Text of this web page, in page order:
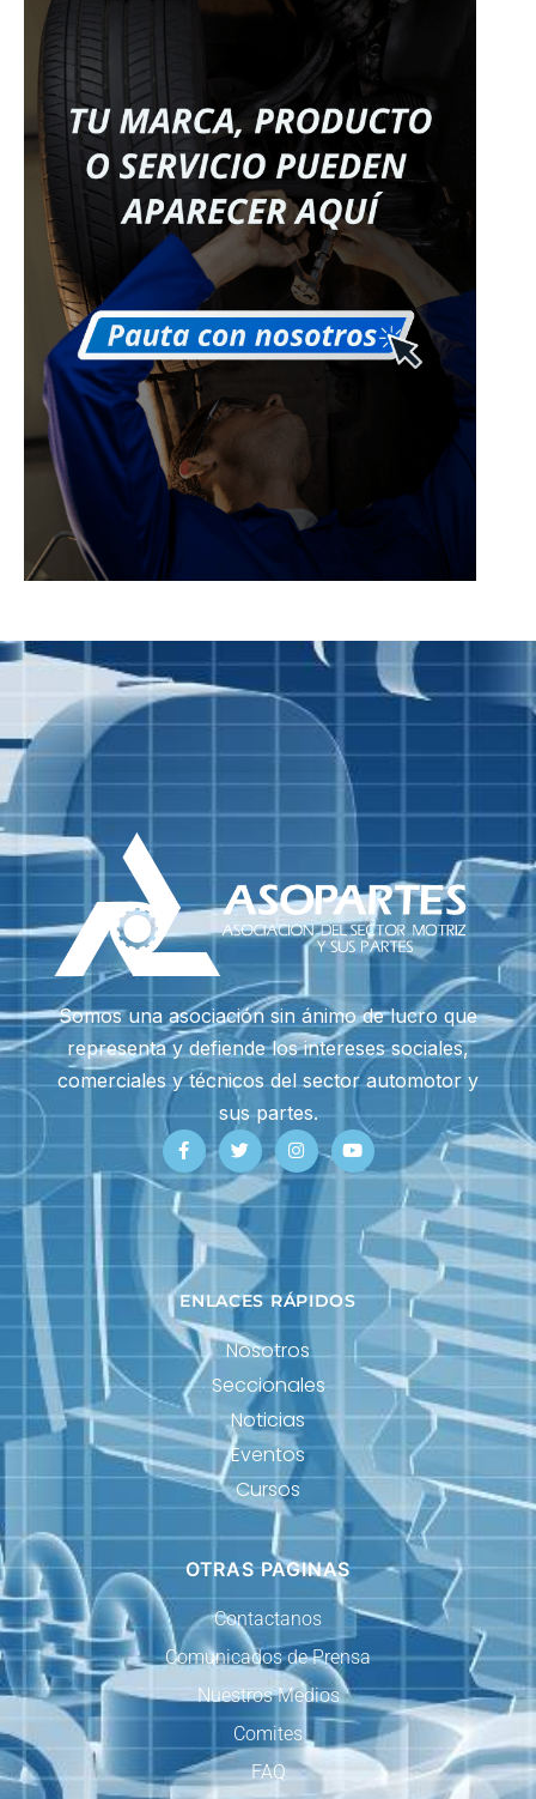
Somos una asociación sin ánimo de lucro que
representa y defiende los intereses sociales,
comerciales y técnicos del sector automotor y
sus partes.
ENLACES RÁPIDOS
Nosotros
Seccionales
Noticias
Eventos
Cursos
OTRAS PAGINAS
Contactanos
Comunicados de Prensa
Nuestros Medios
Comites
FAQ